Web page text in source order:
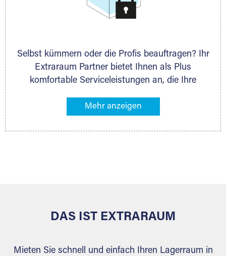
Stahlcontainer
Selbst kümmern oder die Profis beauftragen? Ihr
Extraraum Partner bietet Ihnen als Plus
komfortable Serviceleistungen an, die Ihre
gehören z. B. Verpackungsservice, Lieferung von
Ihr Lagergut wird bei Ihrem Extraraum Partner
DAS IST EXTRARAUM
Mieten Sie schnell und einfach Ihren Lagerraum in